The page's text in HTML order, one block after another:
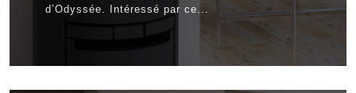
d’Odyssée. Intéressé par ce...